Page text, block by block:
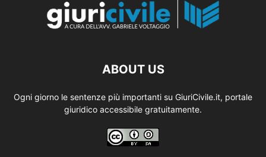
ABOUT US
Ogni giorno le sentenze più importanti su GiuriCivile.it, portale
giuridico accessibile gratuitamente.